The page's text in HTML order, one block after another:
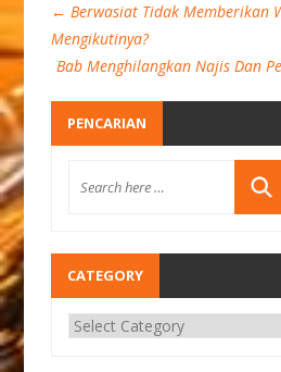
← Berwasiat Tidak Memberikan
Mengikutinya?
Bab Menghilangkan Najis Dan
PENCARIAN
CATEGORY